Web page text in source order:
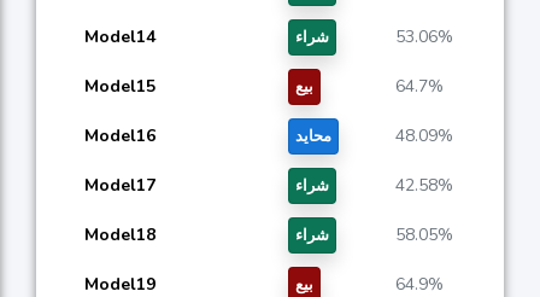
Model14 شراء 53.06%
Model15 بيع 64.7%
Model16 محايد 48.09%
Model17 شراء 42.58%
Model18 شراء 58.05%
Model19 بيع 64.9%